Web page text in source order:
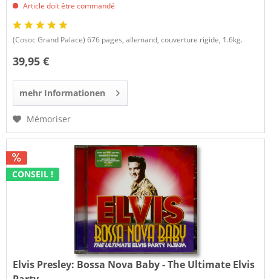
Article doit être commandé
(Cosoc Grand Palace) 676 pages, allemand, couverture rigide, 1.6kg.
39,95 €
mehr Informationen
Mémoriser
CONSEIL !
Elvis Presley: Bossa Nova Baby - The Ultimate Elvis